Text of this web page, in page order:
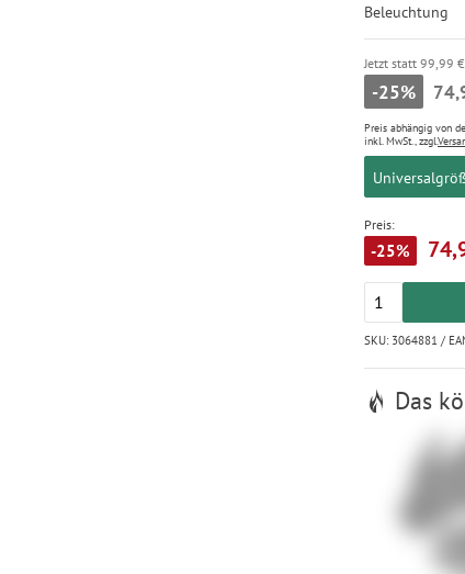
Beleuchtung
Jetzt statt 99,99
-25%
Preis abhängig von
inkl. MwSt., zzgl.
Preis:
-25%
SKU: 3064881 /
Das